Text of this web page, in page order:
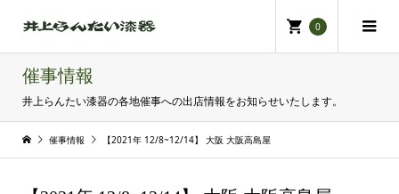
0
催事情報
井上らんたい漆器の各地催事への出店情報をお知らせいたします。
催事情報 【2021年 12/8~12/14】 大阪 大阪高島屋